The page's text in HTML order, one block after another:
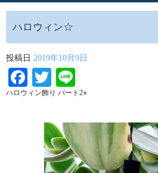
ハロウィン☆
投稿日 2019年10月9日
Facebook
Twitter
ハロウィン飾り パート2⭐︎